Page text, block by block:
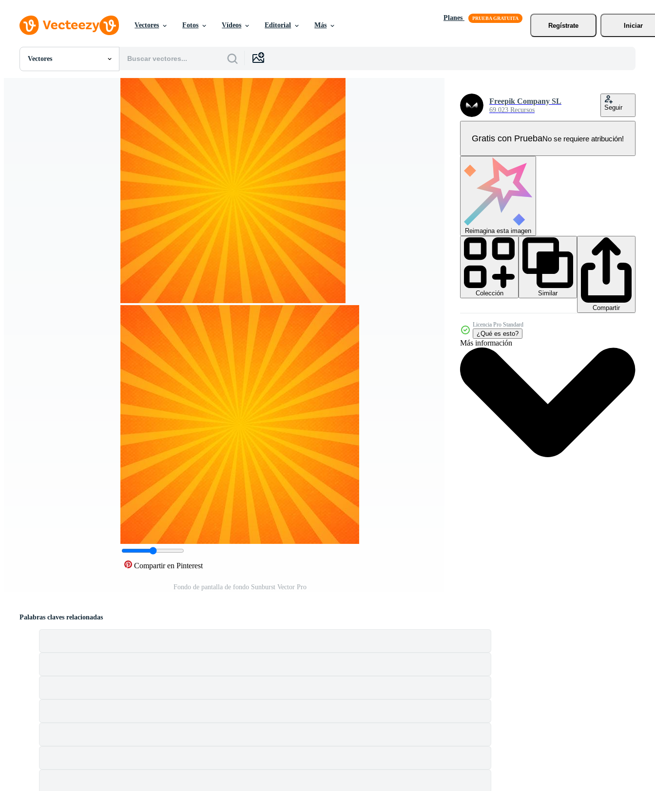
Vectores Fotos Vídeos Editorial Más
Planes
Regístrate
Iniciar
Vectores
Todas Imágenes
Compartir en Pinterest
Fondo de pantalla de fondo Sunburst Vector Pro
Freepik Company SL
69.023 Recursos Seguir
Gratis con PruebaNo se requiere atribución!
Reimagina esta imagen
Colección
Similar
Compartir
Licencia Pro Standard
¿Qué es esto?
Más información
Palabras claves relacionadas